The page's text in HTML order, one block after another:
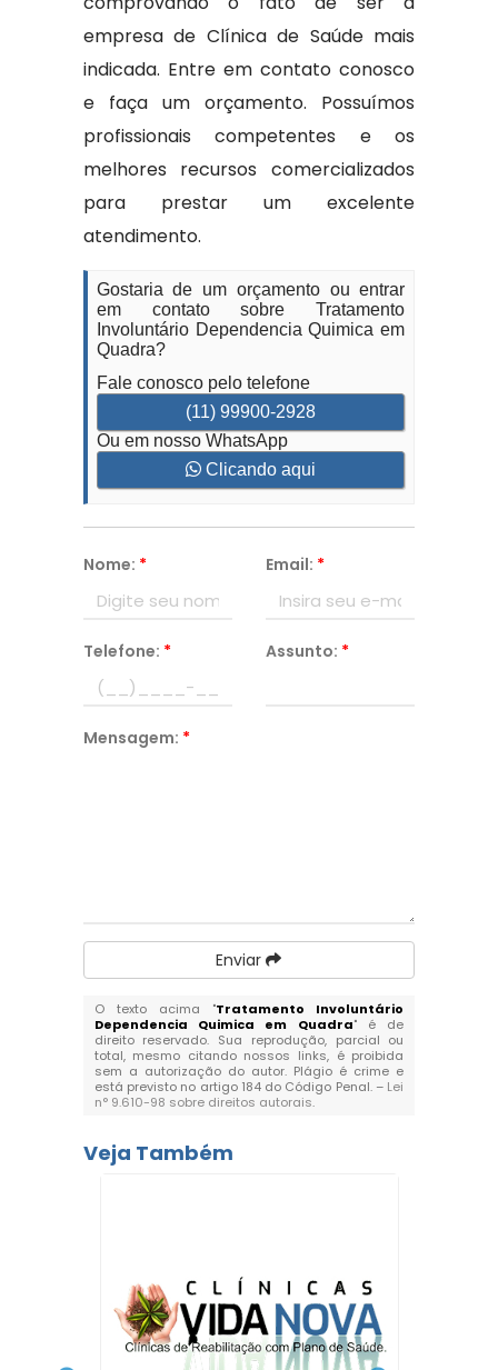
empresa de Clínica de Saúde mais
indicada. Entre em contato conosco
e faça um orçamento. Possuímos
profissionais competentes e os
melhores recursos comercializados
para prestar um excelente
atendimento.
Gostaria de um orçamento ou entrar
em contato sobre Tratamento
Involuntário Dependencia Quimica em
Quadra?
Fale conosco pelo telefone
(11) 99900-2928
Ou em nosso WhatsApp
Clicando aqui
Nome: * Email: *
Telefone: * Assunto: *
Mensagem: *
Enviar
O texto acima "Tratamento Involuntário
Dependencia Quimica em Quadra" é de
direito reservado. Sua reprodução, parcial ou
total, mesmo citando nossos links, é proibida
sem a autorização do autor. Plágio é crime e
está previsto no artigo 184 do Código Penal. – Lei
n° 9.610-98 sobre direitos autorais.
Veja Também